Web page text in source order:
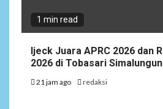
1 min read
Ijeck Juara APRC 2026 dan
2026 di Tobasari Simalungun
21 jam ago redaksi